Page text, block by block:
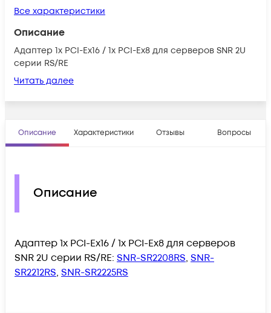
Все характеристики
Описание
Адаптер 1x PCI-Ex16 / 1x PCI-Ex8 для серверов SNR 2U
серии RS/RE
Читать далее
Описание Характеристики Отзывы Вопросы
Описание
Адаптер 1x PCI-Ex16 / 1x PCI-Ex8 для серверов
SNR 2U серии RS/RE: SNR-SR2208RS, SNR-
SR2212RS, SNR-SR2225RS